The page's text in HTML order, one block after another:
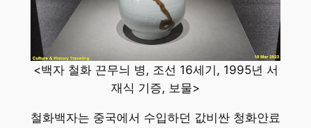
<백자 철화 끈무늬 병, 조선 16세기, 1995년 서
재식 기증, 보물>
철화백자는 중국에서 수입하던 값비싼 청화안료